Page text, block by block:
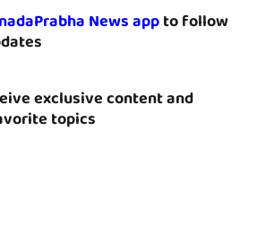
News appto follow
exclusive content and
topics